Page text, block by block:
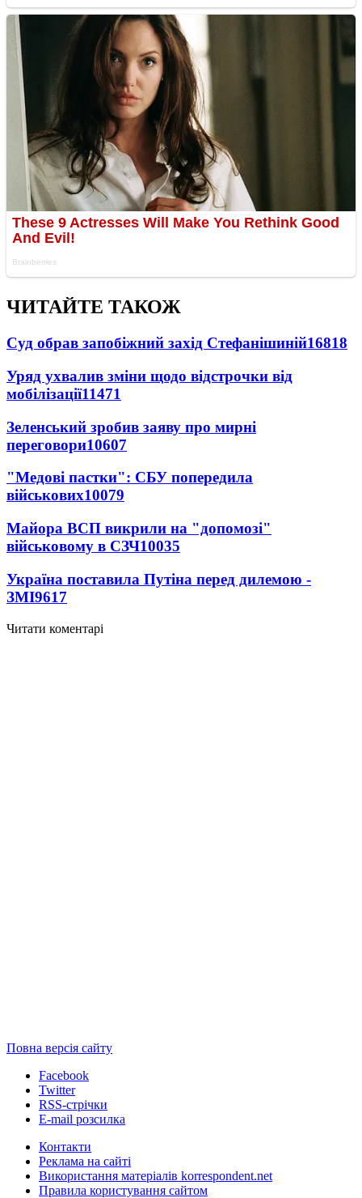
ЧИТАЙТЕ ТАКОЖ
Суд обрав запобіжний захід Стефанішиній16818
Уряд ухвалив зміни щодо відстрочки від
мобілізації11471
Зеленський зробив заяву про мирні
переговори10607
"Медові пастки": СБУ попередила
військових10079
Майора ВСП викрили на "допомозі"
військовому в СЗЧ10035
Україна поставила Путіна перед дилемою -
ЗМІ9617
Читати коментарі
Повна версія сайту
Facebook
Twitter
RSS-стрічки
E-mail розсилка
Контакти
Реклама на сайті
Використання матеріалів korrespondent.net
Правила користування сайтом